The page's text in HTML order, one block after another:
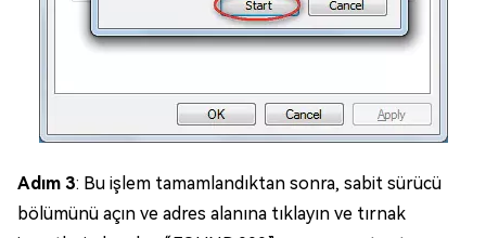
Adım 3: Bu işlem tamamlandıktan sonra, sabit sürücü
bölümünü açın ve adres alanına tıklayın ve tırnak